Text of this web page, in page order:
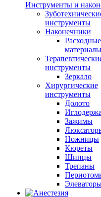
Инструменты и
инструменты
Наконечники
Расходные
материалы
инструменты
Зеркало
Хирургические
инструменты
Долото
Зажимы
Ножницы
Кюреты
Шипцы
Трепаны